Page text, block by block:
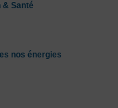
& Santé
nos énergies